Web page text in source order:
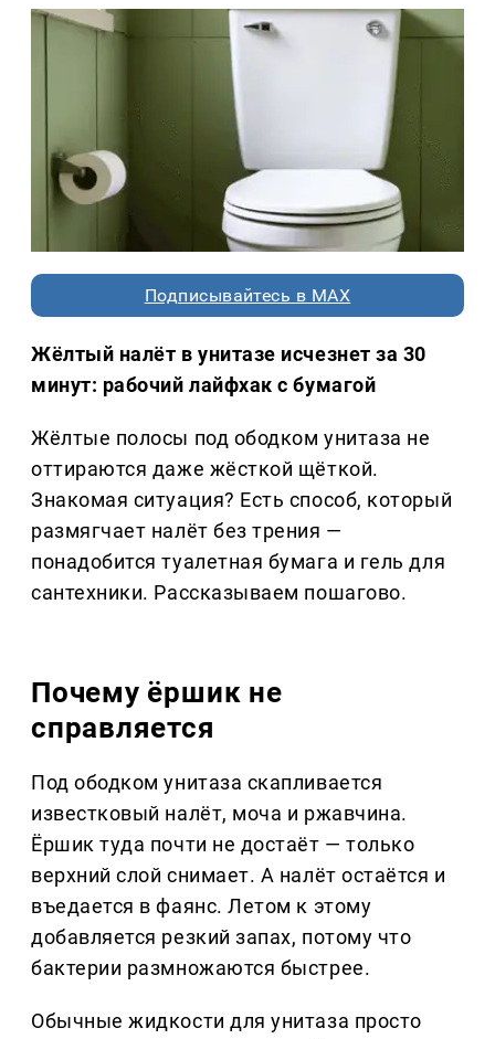
Подписывайтесь в MAX
Жёлтый налёт в унитазе исчезнет за 30
минут: рабочий лайфхак с бумагой
Жёлтые полосы под ободком унитаза не
оттираются даже жёсткой щёткой.
Знакомая ситуация? Есть способ, который
размягчает налёт без трения —
понадобится туалетная бумага и гель для
сантехники. Рассказываем пошагово.
Почему ёршик не
справляется
Под ободком унитаза скапливается
известковый налёт, моча и ржавчина.
Ёршик туда почти не достаёт — только
верхний слой снимает. А налёт остаётся и
въедается в фаянс. Летом к этому
добавляется резкий запах, потому что
бактерии размножаются быстрее.
Обычные жидкости для унитаза просто